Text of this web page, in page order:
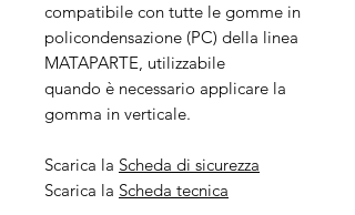
compatibile con tutte le gomme in
policondensazione (PC) della linea
MATAPARTE, utilizzabile
quando è necessario applicare la
gomma in verticale.
Scarica la Scheda di sicurezza
Scarica la Scheda tecnica